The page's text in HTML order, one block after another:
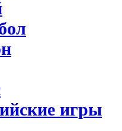
игры